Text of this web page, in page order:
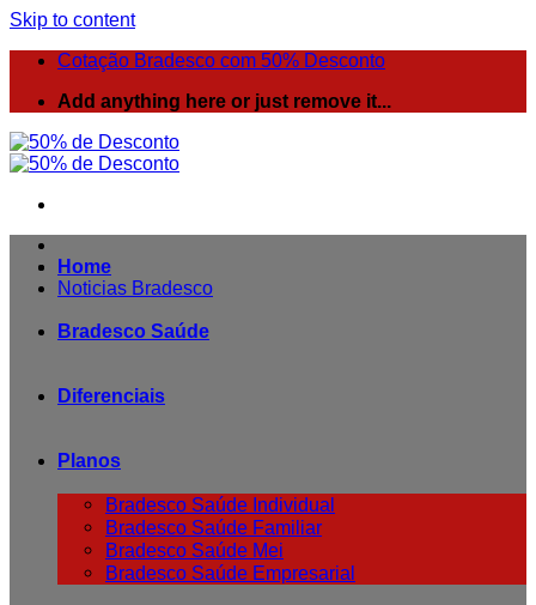
Skip to content
Cotação Bradesco com 50% Desconto
Add anything here or just remove it...
Noticias Bradesco
Home
Bradesco Saúde
Diferenciais
Planos
Bradesco Saúde Individual
Bradesco Saúde Familiar
Bradesco Saúde Mei
Bradesco Saúde Empresarial